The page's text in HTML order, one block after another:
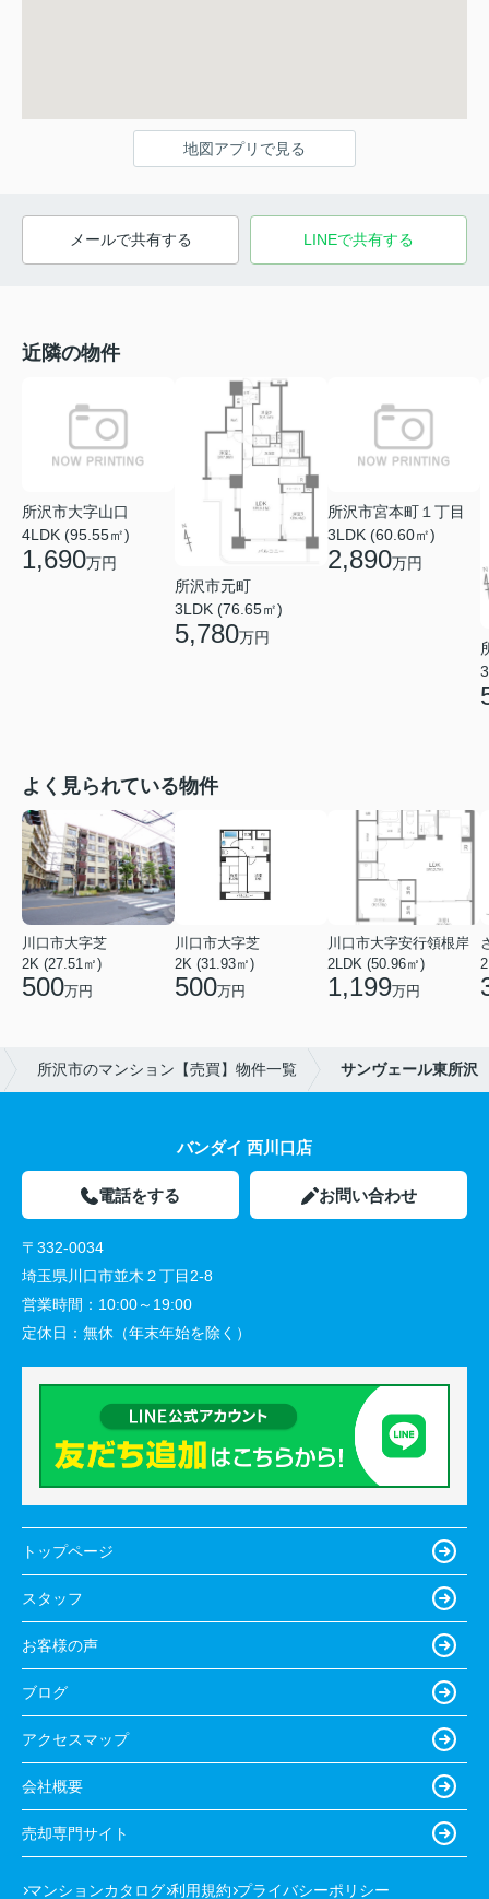
地図アプリで見る
メールで共有する LINEで共有する
近隣の物件
所沢市大字山口
4LDK (95.55㎡)
1,690万円
所沢市元町
3LDK (76.65㎡)
5,780万円
所沢市宮本町１丁目
3LDK (60.60㎡)
2,890万円
よく見られている物件
川口市大字芝
2K (27.51㎡)
500万円
川口市大字芝
2K (31.93㎡)
500万円
川口市大字安行領根岸
2LDK (50.96㎡)
1,199万円
所沢市のマンション【売買】物件一覧 サンヴェール東所沢
バンダイ 西川口店
電話をする お問い合わせ
〒332-0034
埼玉県川口市並木２丁目2-8
営業時間： 10:00～19:00
定休日： 無休（年末年始を除く）
トップページ
スタッフ
お客様の声
ブログ
アクセスマップ
会社概要
売却専門サイト
マンションカタログ 利用規約 プライバシーポリシー